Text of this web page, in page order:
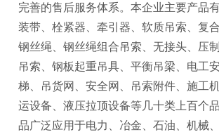
完善的售后服务体系。本企业主要产品
装带、栓紧器、牵引器、软质吊索、复
钢丝绳、钢丝绳组合吊索、无接头、压
吊索、钢板起重吊具、平衡吊梁、电工
梯、吊货网、安全网、吊索附件、施工
运设备、液压拉顶设备等几十类上百个
品广泛应用于电力、冶金、石油、机械